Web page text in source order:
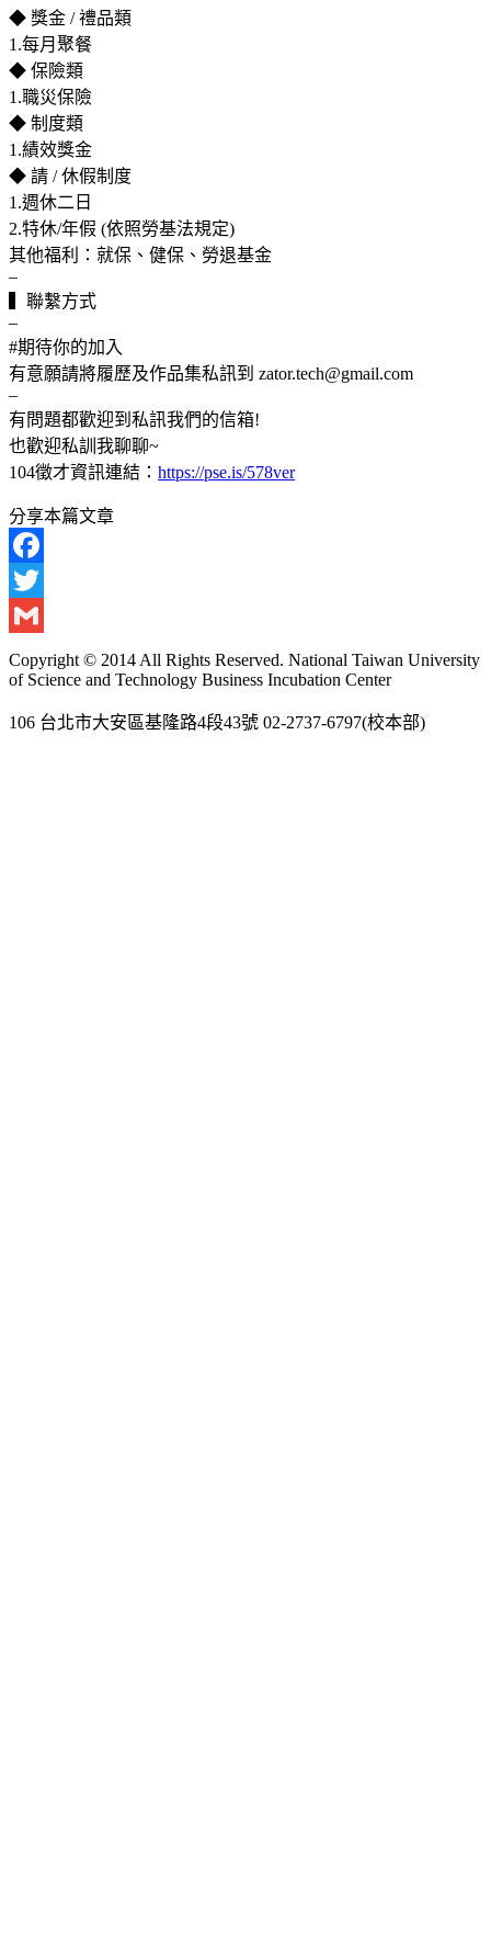
◆ 獎金 / 禮品類
1.每月聚餐
◆ 保險類
1.職災保險
◆ 制度類
1.績效獎金
◆ 請 / 休假制度
1.週休二日
2.特休/年假 (依照勞基法規定)
其他福利：就保、健保、勞退基金
–
▍聯繫方式
–
#期待你的加入
有意願請將履歷及作品集私訊到 zator.tech@gmail.com
–
有問題都歡迎到私訊我們的信箱!
也歡迎私訓我聊聊~
104徵才資訊連結： https://pse.is/578ver
分享本篇文章
Facebook
Twitter
Gmail
Copyright © 2014 All Rights Reserved. National Taiwan University
of Science and Technology Business Incubation Center
106 台北市大安區基隆路4段43號 02-2737-6797(校本部)